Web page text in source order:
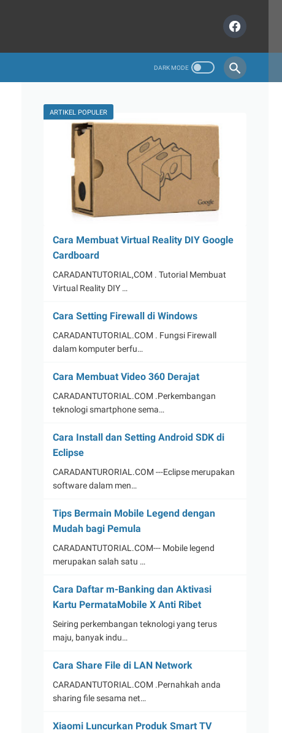
ARTIKEL POPULER
Cara Membuat Virtual Reality DIY Google
Cardboard
CARADANTUTORIAL,COM . Tutorial Membuat
Virtual Reality DIY …
Cara Setting Firewall di Windows
CARADANTUTORIAL.COM . Fungsi Firewall
dalam komputer berfu…
Cara Membuat Video 360 Derajat
CARADANTUTORIAL.COM .Perkembangan
teknologi smartphone sema…
Cara Install dan Setting Android SDK di
Eclipse
CARADANTURORIAL.COM ---Eclipse merupakan
software dalam men…
Tips Bermain Mobile Legend dengan
Mudah bagi Pemula
CARADANTUTORIAL.COM--- Mobile legend
merupakan salah satu …
Cara Daftar m-Banking dan Aktivasi
Kartu PermataMobile X Anti Ribet
Seiring perkembangan teknologi yang terus
maju, banyak indu…
Cara Share File di LAN Network
CARADANTUTORIAL.COM .Pernahkah anda
sharing file sesama net…
Xiaomi Luncurkan Produk Smart TV